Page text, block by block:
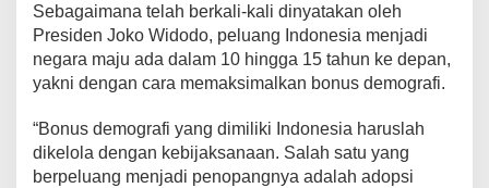
Sebagaimana telah berkali-kali dinyatakan oleh
Presiden Joko Widodo, peluang Indonesia menjadi
negara maju ada dalam 10 hingga 15 tahun ke depan,
yakni dengan cara memaksimalkan bonus demografi.
“Bonus demografi yang dimiliki Indonesia haruslah
dikelola dengan kebijaksanaan. Salah satu yang
berpeluang menjadi penopangnya adalah adopsi